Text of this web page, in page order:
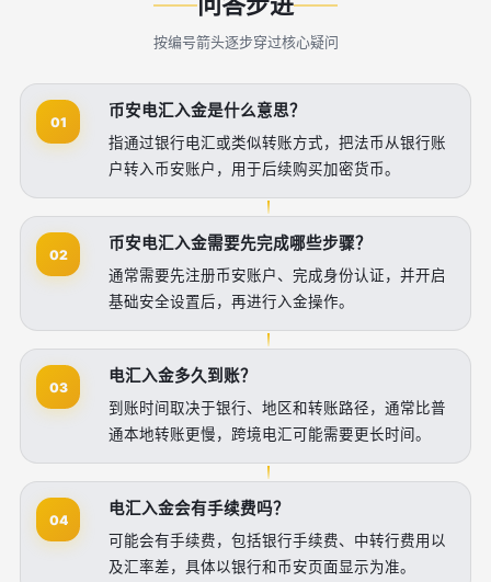
按编号箭头逐步穿过核心疑问
01
币安电汇入金是什么意思？
指通过银行电汇或类似转账方式，把法币从银行账
户转入币安账户，用于后续购买加密货币。
02
币安电汇入金需要先完成哪些步骤？
通常需要先注册币安账户、完成身份认证，并开启
基础安全设置后，再进行入金操作。
03
电汇入金多久到账？
到账时间取决于银行、地区和转账路径，通常比普
通本地转账更慢，跨境电汇可能需要更长时间。
04
电汇入金会有手续费吗？
可能会有手续费，包括银行手续费、中转行费用以
及汇率差，具体以银行和币安页面显示为准。